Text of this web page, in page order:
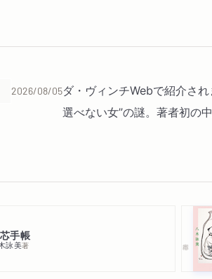
2026/08/05ダ・ヴィンチWebで紹介され
選べない女”の謎。著者初の
手帳
詠美著